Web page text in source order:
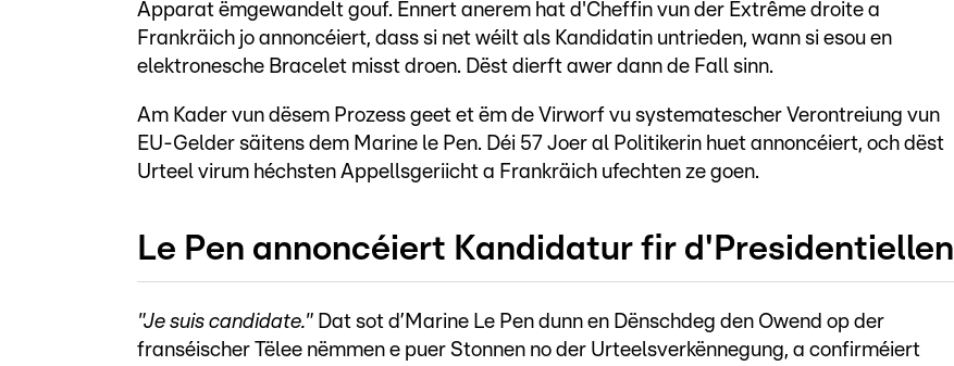
Apparat ëmgewandelt gouf. Ënnert anerem hat d'Cheffin vun der Extrême droite a
Frankräich jo annoncéiert, dass si net wéilt als Kandidatin untrieden, wann si esou en
elektronesche Bracelet misst droen. Dëst dierft awer dann de Fall sinn.
Am Kader vun dësem Prozess geet et ëm de Virworf vu systematescher Verontreiung vun
EU-Gelder säitens dem Marine le Pen. Déi 57 Joer al Politikerin huet annoncéiert, och dëst
Urteel virum héchsten Appellsgeriicht a Frankräich ufechten ze goen.
Le Pen annoncéiert Kandidatur fir d'Presidentiellen
"Je suis candidate." Dat sot d’Marine Le Pen dunn en Dënschdeg den Owend op der
franséischer Tëlee nëmmen e puer Stonnen no der Urteelsverkënnegung, a confirméiert